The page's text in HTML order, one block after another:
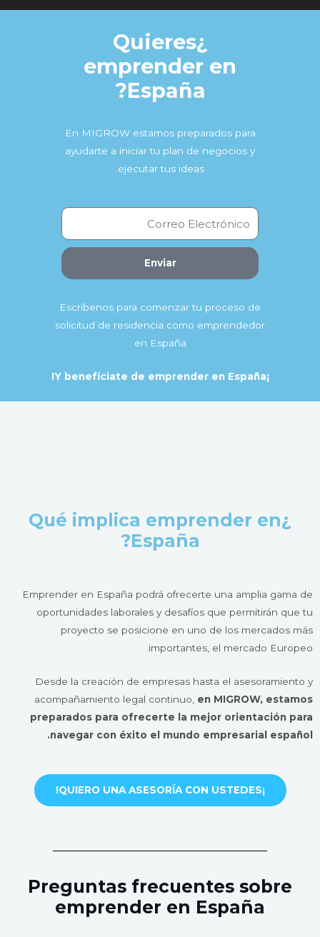
¿Quieres
emprender en
España?
En MIGROW estamos preparados para
ayudarte a iniciar tu plan de negocios y
ejecutar tus ideas.
Enviar
Escríbenos para comenzar tu proceso de
solicitud de residencia como emprendedor
en España
¡Y benefíciate de emprender en España!
¿Qué implica emprender en
España?
Emprender en España podrá ofrecerte una amplia gama de
oportunidades laborales y desafíos que permitirán que tu
proyecto se posicione en uno de los mercados más
importantes, el mercado Europeo.
Desde la creación de empresas hasta el asesoramiento y
acompañamiento legal continuo, en MIGROW, estamos
preparados para ofrecerte la mejor orientación para
navegar con éxito el mundo empresarial español.
¡QUIERO UNA ASESORÍA CON USTEDES!
Preguntas frecuentes sobre
emprender en España